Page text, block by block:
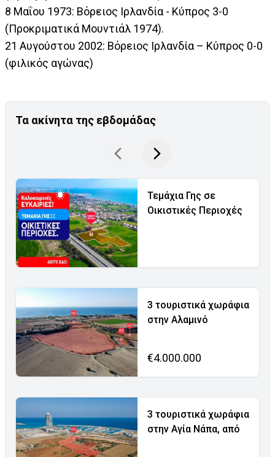
8 Μαΐου 1973: Βόρειος Ιρλανδία - Κύπρος 3-0
(Προκριματικά Μουντιάλ 1974).
21 Αυγούστου 2002: Βόρειος Ιρλανδία – Κύπρος 0-0
(φιλικός αγώνας)
Τα ακίνητα της εβδομάδας
Τεμάχια Γης σε
Οικιστικές Περιοχές
3 τουριστικά χωράφια
στην Αλαμινό
€4.000.000
3 τουριστικά χωράφια
στην Αγία Νάπα, από